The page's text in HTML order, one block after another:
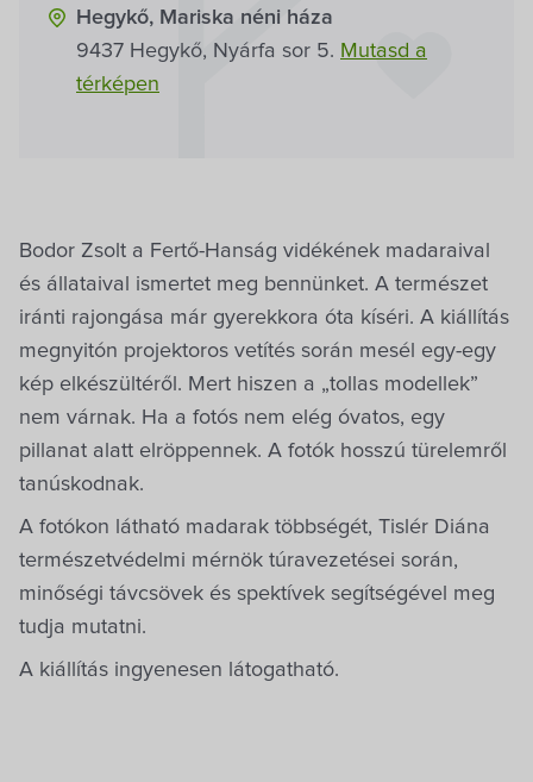
Bodor Zsolt a Fertő-Hanság vidékének madaraival
és állataival ismertet meg bennünket. A természet
iránti rajongása már gyerekkora óta kíséri. A kiállítás
megnyitón projektoros vetítés során mesél egy-egy
kép elkészültéről. Mert hiszen a „tollas modellek”
nem várnak. Ha a fotós nem elég óvatos, egy
pillanat alatt elröppennek. A fotók hosszú türelemről
tanúskodnak.
A fotókon látható madarak többségét, Tislér Diána
természetvédelmi mérnök túravezetései során,
minőségi távcsövek és spektívek segítségével meg
tudja mutatni.
A kiállítás ingyenesen látogatható.
Hegykő, Mariska néni háza
9437 Hegykő, Nyárfa sor 5. Mutasd a
térképen